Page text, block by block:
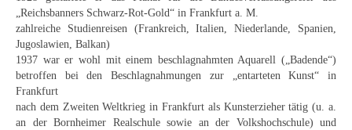
Herkunft & Wirkungsstätte
Berliner Künstler
Düsseldorfer Künstler
Fränkische Künstler
„Reichsbanners Schwarz-Rot-Gold“ in Frankfurt a. M.
zahlreiche Studienreisen (Frankreich, Italien, Niederlande, Spanien,
Jugoslawien, Balkan)
1937 war er wohl mit einem beschlagnahmten Aquarell („Badende“)
betroffen bei den Beschlagnahmungen zur „entarteten Kunst“ in
Frankfurt
nach dem Zweiten Weltkrieg in Frankfurt als Kunsterzieher tätig (u. a.
an der Bornheimer Realschule sowie an der Volkshochschule) und